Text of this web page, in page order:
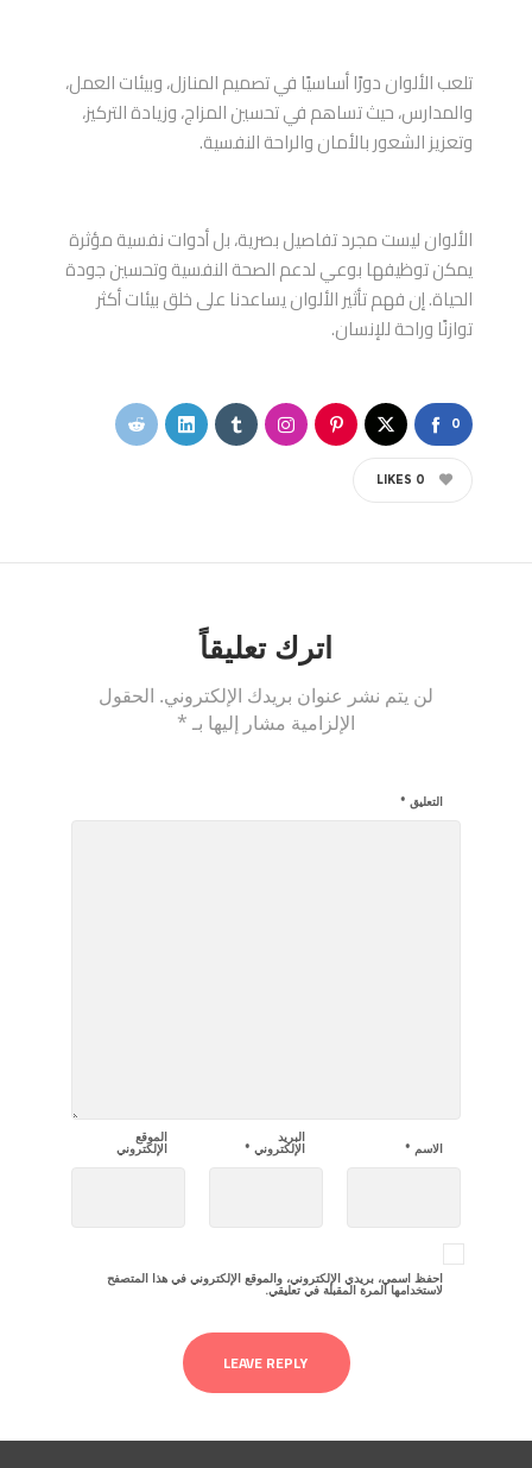
تلعب الألوان دورًا أساسيًا في تصميم المنازل، وبيئات العمل،
والمدارس، حيث تساهم في تحسين المزاج، وزيادة التركيز،
وتعزيز الشعور بالأمان والراحة النفسية.
الألوان ليست مجرد تفاصيل بصرية، بل أدوات نفسية مؤثرة
يمكن توظيفها بوعي لدعم الصحة النفسية وتحسين جودة
الحياة. إن فهم تأثير الألوان يساعدنا على خلق بيئات أكثر
توازنًا وراحة للإنسان.
0
0
LIKES
اترك تعليقاً
لن يتم نشر عنوان بريدك الإلكتروني. الحقول
الإلزامية مشار إليها بـ *
التعليق *
الاسم *
البريد
الإلكتروني *
الموقع
الإلكتروني
احفظ اسمي، بريدي الإلكتروني، والموقع الإلكتروني في هذا المتصفح
لاستخدامها المرة المقبلة في تعليقي.